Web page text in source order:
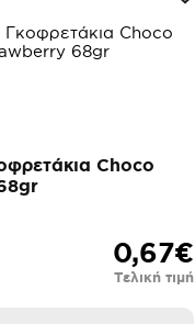
Choco
0,67€
Τελική τιμή